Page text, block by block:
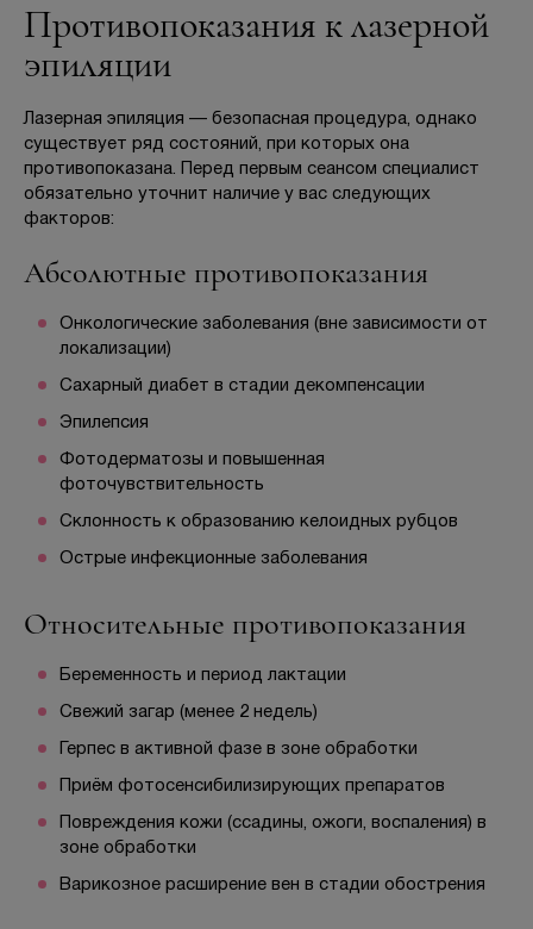
Противопоказания к лазерной
эпиляции
Лазерная эпиляция — безопасная процедура, однако
существует ряд состояний, при которых она
противопоказана. Перед первым сеансом специалист
обязательно уточнит наличие у вас следующих
факторов:
Абсолютные противопоказания
Онкологические заболевания (вне зависимости от
локализации)
Сахарный диабет в стадии декомпенсации
Эпилепсия
Фотодерматозы и повышенная
фоточувствительность
Склонность к образованию келоидных рубцов
Острые инфекционные заболевания
Относительные противопоказания
Беременность и период лактации
Свежий загар (менее 2 недель)
Герпес в активной фазе в зоне обработки
Приём фотосенсибилизирующих препаратов
Повреждения кожи (ссадины, ожоги, воспаления) в
зоне обработки
Варикозное расширение вен в стадии обострения